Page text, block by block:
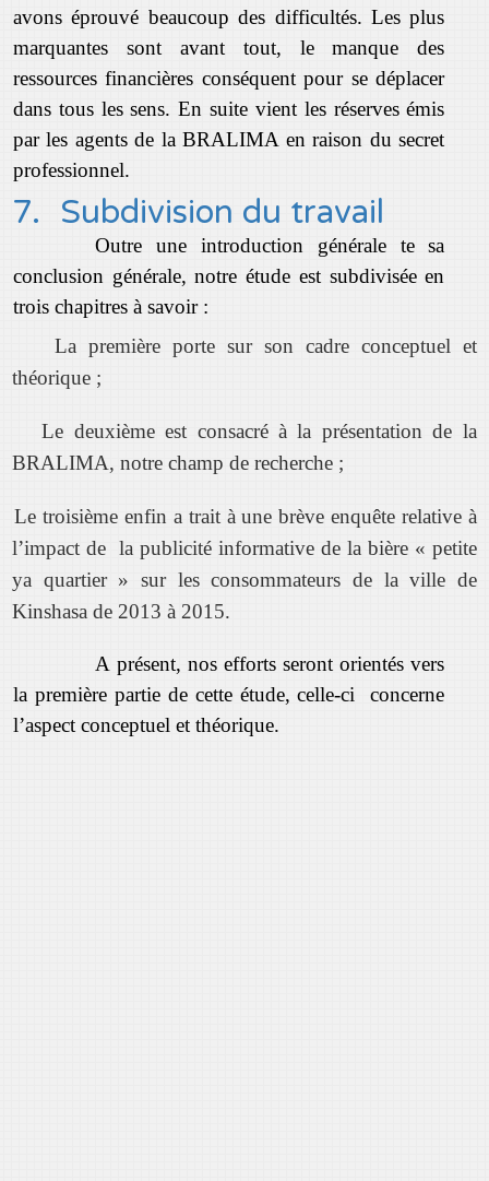
avons éprouvé beaucoup des difficultés. Les plus
marquantes sont avant tout, le manque des
ressources financières conséquent pour se déplacer
dans tous les sens. En suite vient les réserves émis
par les agents de la BRALIMA en raison du secret
professionnel.
7. Subdivision du travail
Outre une introduction générale te sa
conclusion générale, notre étude est subdivisée en
trois chapitres à savoir :
La première porte sur son cadre conceptuel et
théorique ;
Le deuxième est consacré à la présentation de la
BRALIMA, notre champ de recherche ;
Le troisième enfin a trait à une brève enquête relative à
l’impact de la publicité informative de la bière « petite
ya quartier » sur les consommateurs de la ville de
Kinshasa de 2013 à 2015.
A présent, nos efforts seront orientés vers
la première partie de cette étude, celle-ci concerne
l’aspect conceptuel et théorique.